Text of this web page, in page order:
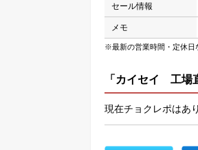
セール情報
メモ
※最新の営業時間・定休日
「カイセイ 工場
現在チョクレポはあ